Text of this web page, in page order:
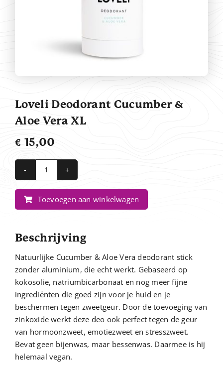
Loveli Deodorant Cucumber &
Aloe Vera XL
€ 15,00
Loveli
Deodorant
Cucumber
&
Vera
aantal
Toevoegen aan winkelwagen
Beschrijving
Natuurlijke Cucumber & Aloe Vera deodorant stick
zonder aluminium, die echt werkt. Gebaseerd op
kokosolie, natriumbicarbonaat en nog meer fijne
ingrediënten die goed zijn voor je huid en je
beschermen tegen zweetgeur. Door de toevoeging van
zinkoxide werkt deze deo ook perfect tegen de geur
van hormoonzweet, emotiezweet en stresszweet.
Bevat geen bijenwas, maar bessenwas. Daarmee is hij
helemaal vegan.